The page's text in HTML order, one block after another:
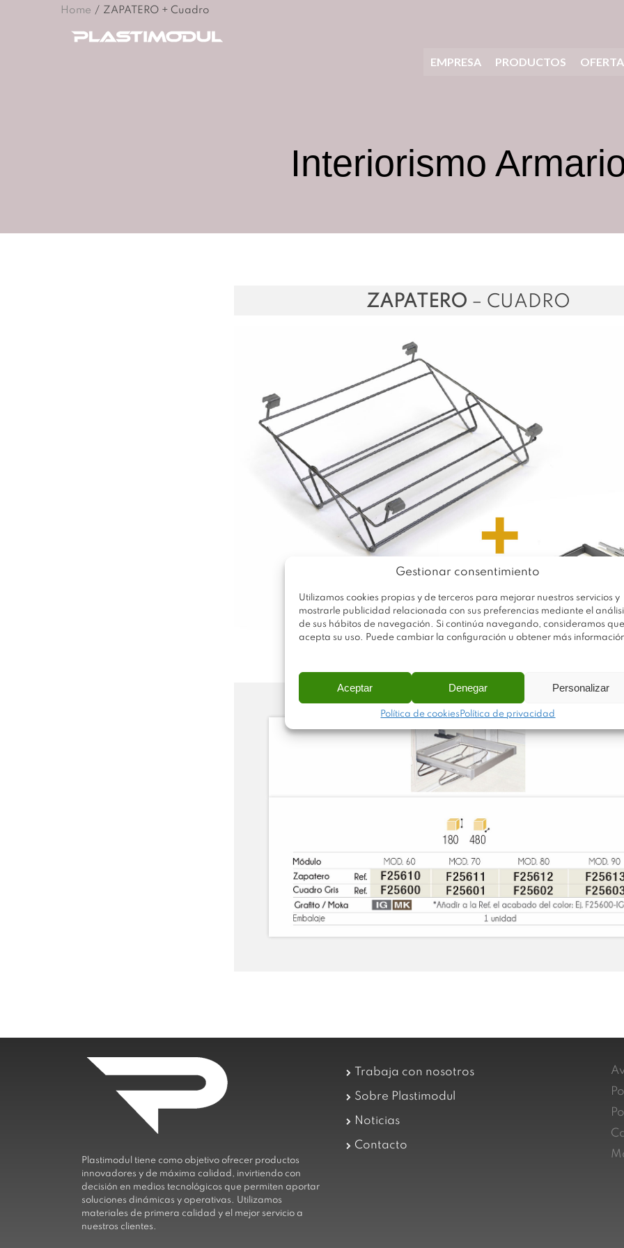
Gestionar consentimiento
Utilizamos cookies propias y de terceros para mejorar nuestros servicios y
mostrarle publicidad relacionada con sus preferencias mediante el
de sus hábitos de navegación. Si continúa navegando, consideramos que
acepta su uso. Puede cambiar la configuración u obtener más
Aceptar Denegar Personalizar
Política de cookies Política de privacidad
EMPRESA PRODUCTOS
Home / ZAPATERO + Cuadro
Interiorismo
ZAPATERO – CUADRO
Plastimodul tiene como objetivo ofrecer productos
innovadores y de máxima calidad, invirtiendo con
decisión en medios tecnológicos que permiten aportar
soluciones dinámicas y operativas. Utilizamos
materiales de primera calidad y el mejor servicio a
nuestros clientes.
Trabaja con nosotros
Sobre Plastimodul
Noticias
Contacto